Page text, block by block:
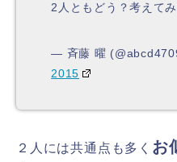
2人ともどう？考えて
— 斉藤 曜
2015
２人には共通点も多く お